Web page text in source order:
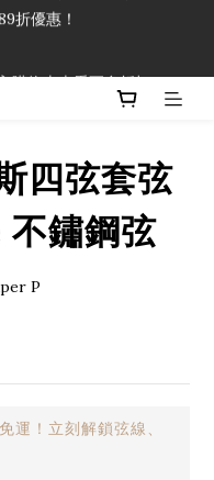
$999（不含運費），即可
折優惠！
四弦套弦
鏽鋼弦
P
運！立刻解鎖弦線、